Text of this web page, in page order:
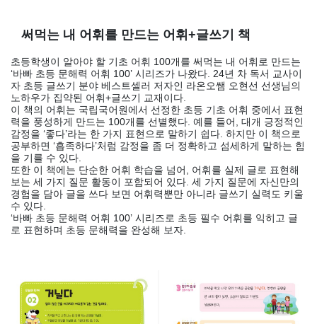
써먹는 내 어휘를 만드는 어휘+글쓰기 책
초등학생이 알아야 할 기초 어휘 100개를 써먹는 내 어휘로 만드는
‘바빠 초등 문해력 어휘 100’ 시리즈가 나왔다. 24년 차 독서 교사이
자 초등 글쓰기 분야 베스트셀러 저자인 라온오쌤 오현선 선생님의
노하우가 집약된 어휘+글쓰기 교재이다.
이 책의 어휘는 국립국어원에서 선정한 초등 기초 어휘 중에서 표현
력을 풍성하게 만드는 100개를 선별했다. 예를 들어, 대개 긍정적인
감정을 ‘좋다’라는 한 가지 표현으로 말하기 쉽다. 하지만 이 책으로
공부하면 ‘흡족하다’처럼 감정을 좀 더 정확하고 섬세하게 말하는 힘
을 기를 수 있다.
또한 이 책에는 단순한 어휘 학습을 넘어, 어휘를 실제 글로 표현해
보는 세 가지 질문 활동이 포함되어 있다. 세 가지 질문에 자신만의
경험을 담아 글을 쓰다 보면 어휘력뿐만 아니라 글쓰기 실력도 키울
수 있다.
‘바빠 초등 문해력 어휘 100’ 시리즈로 초등 필수 어휘를 익히고 글
로 표현하며 초등 문해력을 완성해 보자.